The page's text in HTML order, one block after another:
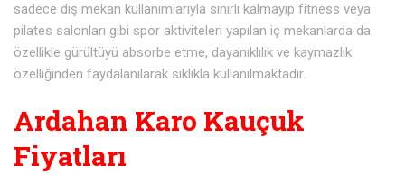
sadece dış mekan kullanımlarıyla sınırlı kalmayıp fitness veya
pilates salonları gibi spor aktiviteleri yapılan iç mekanlarda da
özellikle gürültüyü absorbe etme, dayanıklılık ve kaymazlık
özelliğinden faydalanılarak sıklıkla kullanılmaktadır.
Ardahan Karo Kauçuk
Fiyatları